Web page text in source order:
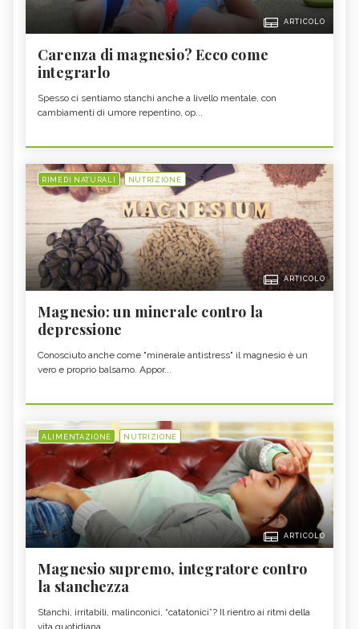
ARTICOLO
Carenza di magnesio? Ecco come
integrarlo
Spesso ci sentiamo stanchi anche a livello mentale, con
cambiamenti di umore repentino, op...
RIMEDI NATURALI NUTRIZIONE
ARTICOLO
Magnesio: un minerale contro la
depressione
Conosciuto anche come "minerale antistress" il magnesio è un
vero e proprio balsamo. Appor...
ALIMENTAZIONE NUTRIZIONE
ARTICOLO
Magnesio supremo, integratore contro
la stanchezza
Stanchi, irritabili, malinconici, “catatonici”? Il rientro ai ritmi della
vita quotidiana ...